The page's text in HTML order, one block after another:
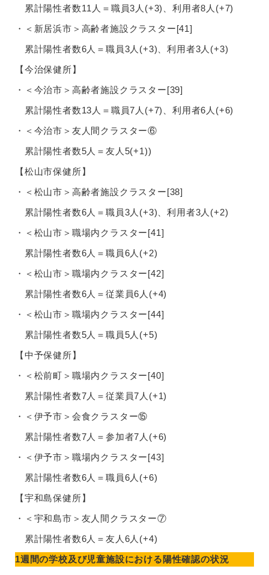
累計陽性者数11人＝職員3人(+3)、利用者8人(+7)
・＜新居浜市＞高齢者施設クラスター[41]
累計陽性者数6人＝職員3人(+3)、利用者3人(+3)
【今治保健所】
・＜今治市＞高齢者施設クラスター[39]
累計陽性者数13人＝職員7人(+7)、利用者6人(+6)
・＜今治市＞友人間クラスター⑥
累計陽性者数5人＝友人5(+1))
【松山市保健所】
・＜松山市＞高齢者施設クラスター[38]
累計陽性者数6人＝職員3人(+3)、利用者3人(+2)
・＜松山市＞職場内クラスター[41]
累計陽性者数6人＝職員6人(+2)
・＜松山市＞職場内クラスター[42]
累計陽性者数6人＝従業員6人(+4)
・＜松山市＞職場内クラスター[44]
累計陽性者数5人＝職員5人(+5)
【中予保健所】
・＜松前町＞職場内クラスター[40]
累計陽性者数7人＝従業員7人(+1)
・＜伊予市＞会食クラスター⑮
累計陽性者数7人＝参加者7人(+6)
・＜伊予市＞職場内クラスター[43]
累計陽性者数6人＝職員6人(+6)
【宇和島保健所】
・＜宇和島市＞友人間クラスター⑦
累計陽性者数6人＝友人6人(+4)
1週間の学校及び児童施設における陽性確認の状況